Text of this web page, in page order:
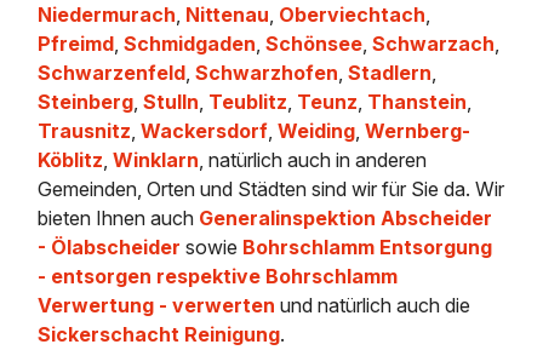
Niedermurach, Nittenau, Oberviechtach,
Pfreimd,Schmidgaden,Schönsee,Schwarzach,
Schwarzenfeld,Schwarzhofen,Stadlern,
Steinberg,Stulln, Teublitz, Teunz, Thanstein,
Trausnitz,Wackersdorf,Weiding,Wernberg-
Köblitz,Winklarn, natürlich auch in anderen
Gemeinden, Orten und Städten sind wir für Sie da. Wir
bieten Ihnen auch Generalinspektion Abscheider
- Ölabscheider sowie Bohrschlamm Entsorgung
- entsorgen respektive Bohrschlamm
Verwertung - verwerten und natürlich auch die
Sickerschacht Reinigung.